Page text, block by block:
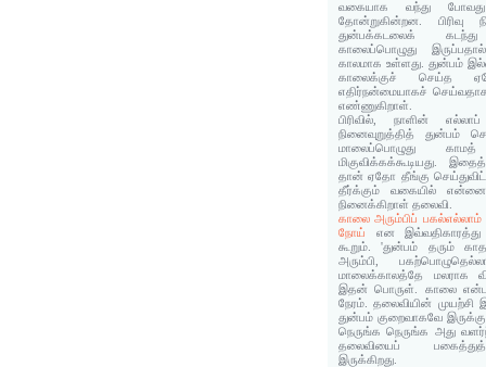
வகையாக வந்து
தோன்றுகின்றன. பிரிவு
துன்பக்கடலைக்
காலைப்பொழுது
காலமாக உள்ளது. துன்பம்
காலைக்குச் செய்த
எதிர்நன்மையாகச்
எண்ணுகிறாள்.
பிரிவில், நாளின்
நினைவுறுத்தித் துன்பம்
மாலைப்‌பொழுது
மிகுவிக்கக்கூடியது‌.
தான் ஏதோ தீங்கு
தீர்க்கும் வகையில்
நினைக்கிறாள் தலைவி.
காலை அரும்பிப்
நோய் என
கூறும். 'துன்பம் தரும்
அரும்பி,
மாலைக்காலத்தே மலராக
இதன் பொருள். காலை
நேரம். தலைவியின்
துன்பம் குறைவாகவே
நெருங்க நெருங்க அது
தலைவியைப் பகைத்துத்
இருக்கிறது.